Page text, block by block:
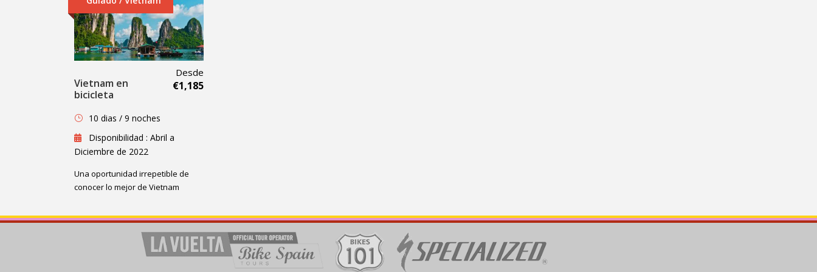
Vietnam en
bicicleta
Desde
€1,185
10 dias / 9 noches
Disponibilidad : Abril a
Diciembre de 2022
Una oportunidad irrepetible de
conocer lo mejor de Vietnam